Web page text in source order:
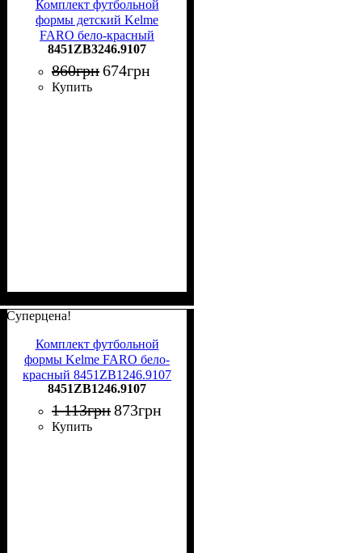
Комплект футбольной
формы детский Kelme
FARO бело-красный
8451ZB3246.9107
8451ZB3246.9107
860грн674грн
Купить
Суперцена!
Комплект футбольной
формы Kelme FARO бело-
красный 8451ZB1246.9107
8451ZB1246.9107
1 113грн873грн
Купить